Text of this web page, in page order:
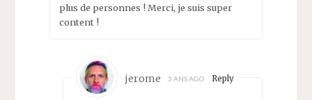
plus de personnes ! Merci, je suis super
content !
jerome 3 ANS AGO Reply